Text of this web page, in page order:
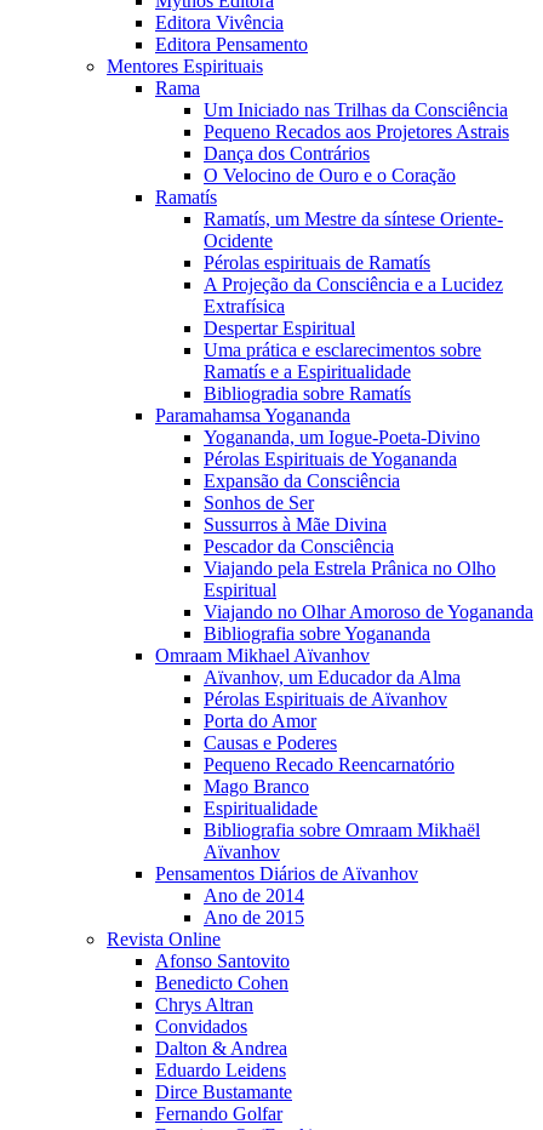
Editora Vivência
Editora Pensamento
Mentores Espirituais
Rama
Um Iniciado nas Trilhas da Consciência
Pequeno Recados aos Projetores Astrais
Dança dos Contrários
O Velocino de Ouro e o Coração
Ramatís
Ramatís, um Mestre da síntese Oriente-
Ocidente
Pérolas espirituais de Ramatís
A Projeção da Consciência e a Lucidez
Extrafísica
Despertar Espiritual
Uma prática e esclarecimentos sobre
Ramatís e a Espiritualidade
Bibliogradia sobre Ramatís
Paramahamsa Yogananda
Yogananda, um Iogue-Poeta-Divino
Pérolas Espirituais de Yogananda
Expansão da Consciência
Sonhos de Ser
Sussurros à Mãe Divina
Pescador da Consciência
Viajando pela Estrela Prânica no Olho
Espiritual
Viajando no Olhar Amoroso de Yogananda
Bibliografia sobre Yogananda
Omraam Mikhael Aïvanhov
Aïvanhov, um Educador da Alma
Pérolas Espirituais de Aïvanhov
Porta do Amor
Causas e Poderes
Pequeno Recado Reencarnatório
Mago Branco
Espiritualidade
Bibliografia sobre Omraam Mikhaël
Aïvanhov
Pensamentos Diários de Aïvanhov
Ano de 2014
Ano de 2015
Revista Online
Afonso Santovito
Benedicto Cohen
Chrys Altran
Convidados
Dalton & Andrea
Eduardo Leidens
Dirce Bustamante
Fernando Golfar